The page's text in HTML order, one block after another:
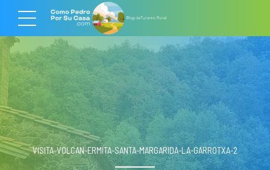
VISITA-VOLCAN-ERMITA-SANTA-MARGARIDA-LA-GARROTXA-2